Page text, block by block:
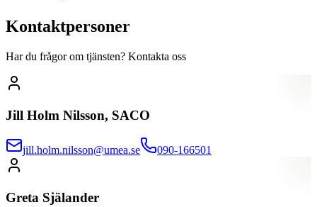
Kontaktpersoner
Har du frågor om tjänsten? Kontakta oss
Jill Holm Nilsson, SACO
jill.holm.nilsson@umea.se 090-166501
Greta Själander